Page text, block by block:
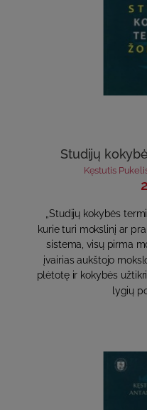
Studijų
Kęstutis
„Studijų kokybės
kurie turi mokslinį ar
sistema, visų pirma
įvairias aukštojo
plėtotę ir kokybės
lygių